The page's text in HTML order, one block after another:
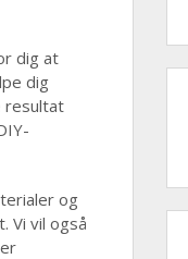
dig at
dig
resultat
og
Vi vil også